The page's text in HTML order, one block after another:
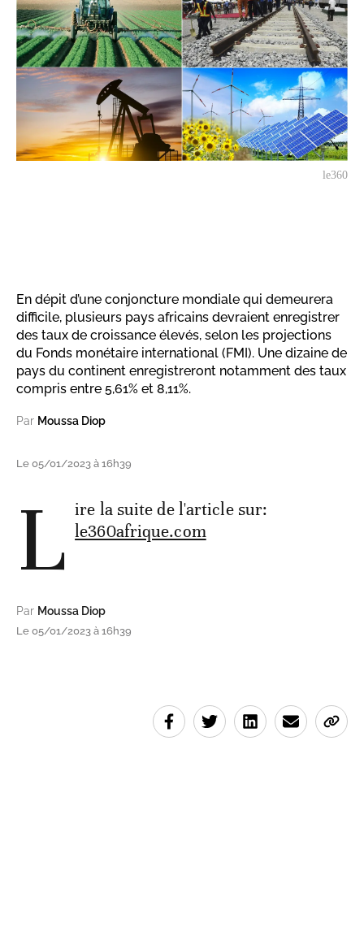
le360
En dépit d’une conjoncture mondiale qui demeurera
difficile, plusieurs pays africains devraient enregistrer
des taux de croissance élevés, selon les projections
du Fonds monétaire international (FMI). Une dizaine de
pays du continent enregistreront notamment des taux
compris entre 5,61% et 8,11%.
Par Moussa Diop
Le 05/01/2023 à 16h39
L ire la suite de l'article sur:
le360afrique.com
Par Moussa Diop
Le 05/01/2023 à 16h39